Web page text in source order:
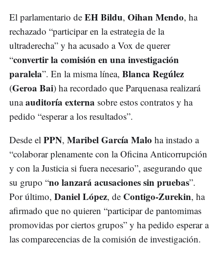
El parlamentario de EH Bildu, Oihan Mendo, ha
rechazado “participar en la estrategia de la
ultraderecha” y ha acusado a Vox de querer
“convertir la comisión en una investigación
paralela”. En la misma línea, Blanca Regúlez
(Geroa Bai) ha recordado que Parquenasa realizará
unaauditoría externa sobre estos contratos y ha
pedido “esperar a los resultados”.
Desde el PPN, Maribel García Malo ha instado a
“colaborar plenamente con la Oficina Anticorrupción
y con la Justicia si fuera necesario”, asegurando que
su grupo “no lanzará acusaciones sin pruebas”.
Por último, Daniel López, de Contigo-Zurekin, ha
afirmado que no quieren “participar de pantomimas
promovidas por ciertos grupos” y ha pedido esperar a
las comparecencias de la comisión de investigación.